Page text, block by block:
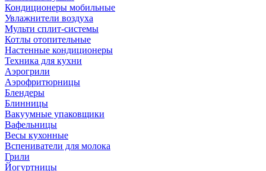
Кондиционеры мобильные
Увлажнители воздуха
Мульти сплит-системы
Котлы отопительные
Настенные кондиционеры
Техника для кухни
Аэрогрили
Аэрофритюрницы
Блендеры
Блинницы
Вакуумные упаковщики
Вафельницы
Весы кухонные
Вспениватели для молока
Грили
Йогуртницы